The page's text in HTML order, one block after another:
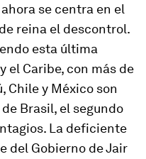
se centra en el
reina el descontrol.
esta última
el Caribe, con más de
Chile y México son
Brasil, el segundo
La deficiente
del Gobierno de Jair